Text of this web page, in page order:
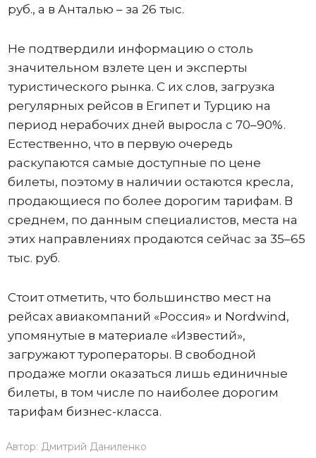
руб., а в Анталью – за 26 тыс.
Не подтвердили информацию о столь
значительном взлете цен и эксперты
туристического рынка. С их слов, загрузка
регулярных рейсов в Египет и Турцию на
период нерабочих дней выросла с 70–90%.
Естественно, что в первую очередь
раскупаются самые доступные по цене
билеты, поэтому в наличии остаются кресла,
продающиеся по более дорогим тарифам. В
среднем, по данным специалистов, места на
этих направлениях продаются сейчас за 35–65
тыс. руб.
Стоит отметить, что большинство мест на
рейсах авиакомпаний «Россия» и Nordwind,
упомянутые в материале «Известий»,
загружают туроператоры. В свободной
продаже могли оказаться лишь единичные
билеты, в том числе по наиболее дорогим
тарифам бизнес-класса.
Автор: Дмитрий Даниленко